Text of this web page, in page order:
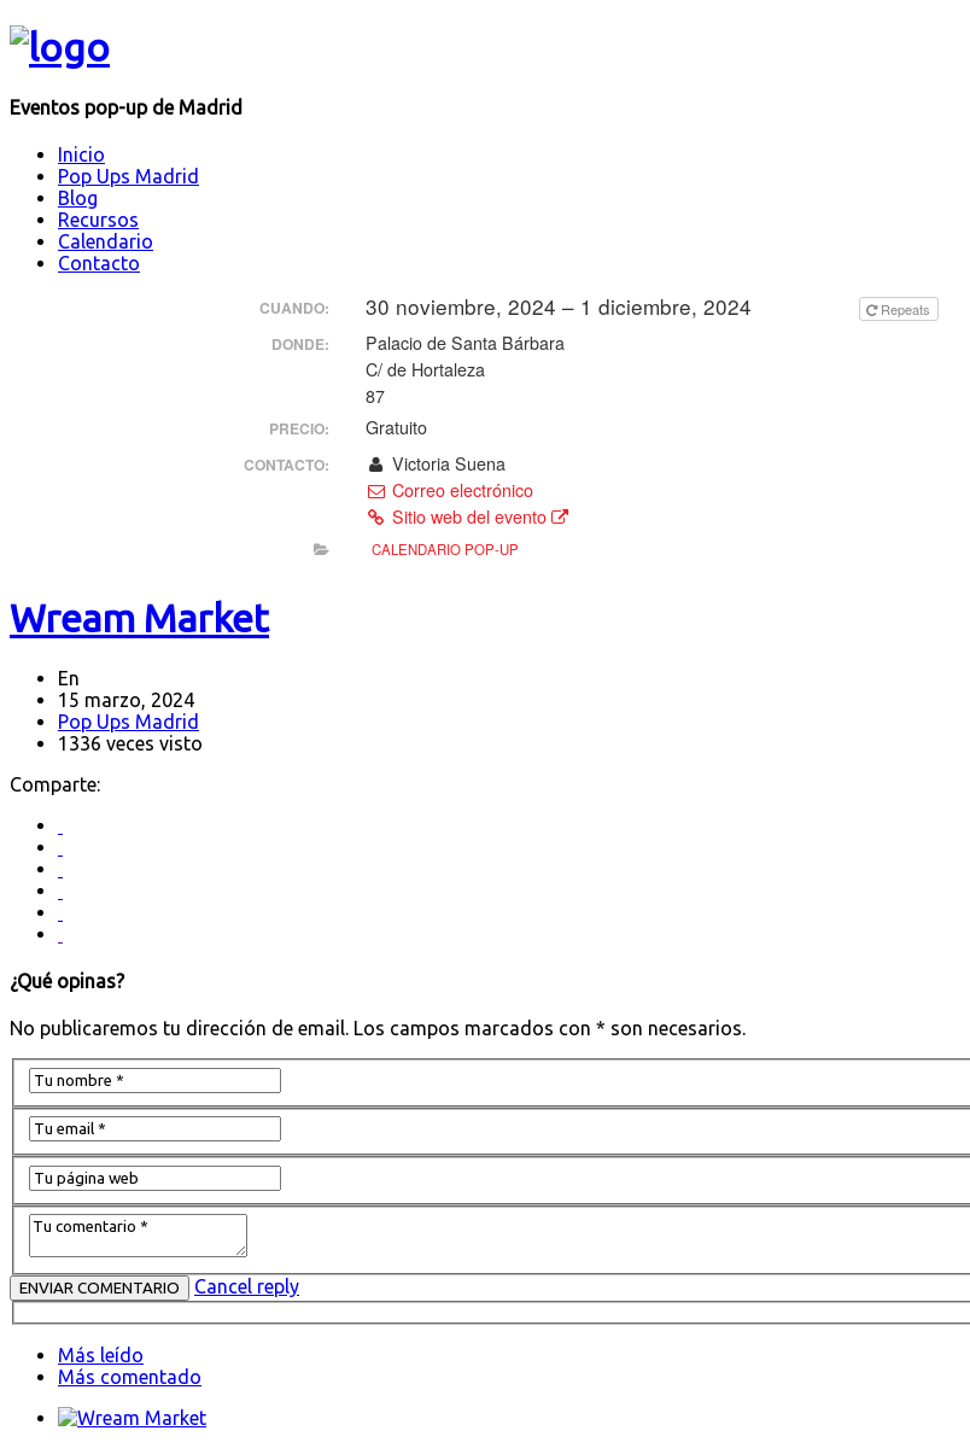
Eventos pop-up de Madrid
Inicio
Pop Ups Madrid
Blog
Recursos
Calendario
Contacto
CUANDO: 30 noviembre, 2024 – 1 diciembre, 2024 Repeats
DONDE:
Palacio de Santa Bárbara
C/ de Hortaleza
87
PRECIO: Gratuito
CONTACTO:
Victoria Suena
Correo electrónico
Sitio web del evento
CALENDARIO POP-UP
Wream Market
En
15 marzo, 2024
Pop Ups Madrid
1336 veces visto
Comparte:
¿Qué opinas?
No publicaremos tu dirección de email. Los campos marcados con * son necesarios.
Cancel reply
Más leído
Más comentado